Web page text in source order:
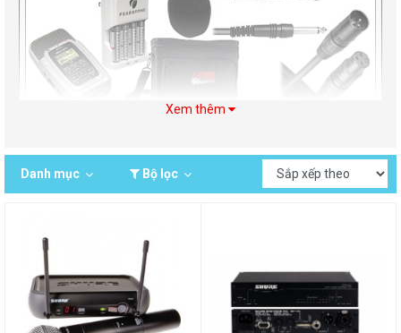
hãng ứng dụng
Micro không dây Shure PGX chính hãng được cung cấp bởi Trung
Có 2 loại micro không dây cho bạn lựa chọn: 1 loại sử dụng pin và
1 loại sử dụng sạc. Ngoài ra, micro Shure không dây giúp tiết
kiệm pin tự ngắt nguồn hoàn toàn khi không sử dụng giúp bạn
không phải lo lắng về vấn đề hao pin khi lựa chọn. Khả năng thu
phát sóng lên đến 100m, dễ dàng cài đặt và kết nối với các hiệu
Xem thêm
Danh mục Bộ lọc